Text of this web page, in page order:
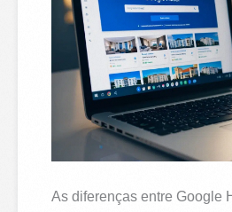
As diferenças entre Google